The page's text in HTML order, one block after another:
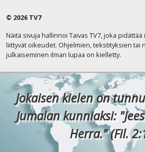
© 2026 TV7
Näitä sivuja hallinnoi Taivas TV7, joka
liittyvät oikeudet. Ohjelmien, tekstityksien tai
julkaiseminen ilman lupaa on kielletty.
Jokaisen kielen on
Jumalan kunniaksi:
Herra." (Fil.